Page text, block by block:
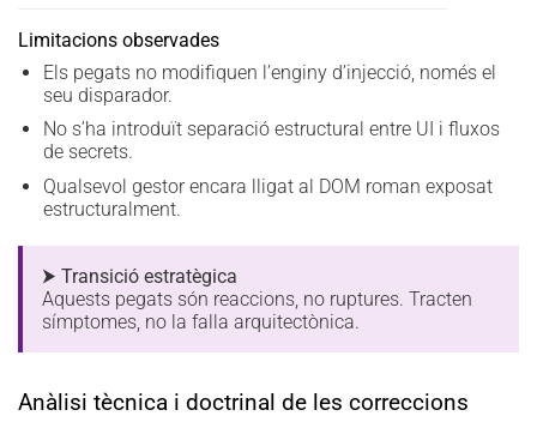
Limitacions observades
Els pegats no modifiquen l’enginy d’injecció, només el
seu disparador.
No s’ha introduït separació estructural entre UI i fluxos
de secrets.
Qualsevol gestor encara lligat al DOM roman exposat
estructuralment.
⮞ Transició estratègica
Aquests pegats són reaccions, no ruptures. Tracten
símptomes, no la falla arquitectònica.
Anàlisi tècnica i doctrinal de les correccions